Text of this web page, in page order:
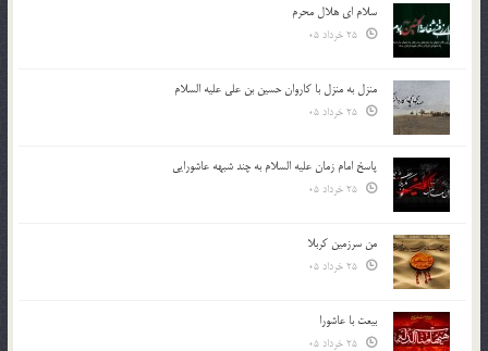
سلام ای هلال محرم
منزل به منزل با کاروان حسین بن علی علیه السلام
پاسخ امام زمان علیه السلام به چند شبهه عاشورایی
من سرزمین کربلا
بیعت با عاشورا